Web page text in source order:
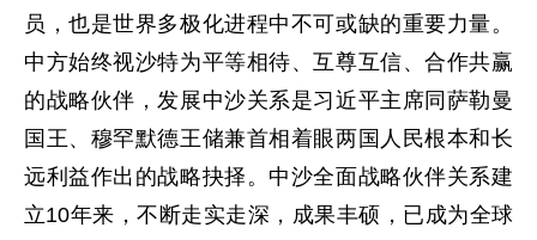
员，也是世界多极化进程中不可或缺的重要力量。
中方始终视沙特为平等相待、互尊互信、合作共赢
的战略伙伴，发展中沙关系是习近平主席同萨勒曼
国王、穆罕默德王储兼首相着眼两国人民根本和长
远利益作出的战略抉择。中沙全面战略伙伴关系建
立10年来，不断走实走深，成果丰硕，已成为全球